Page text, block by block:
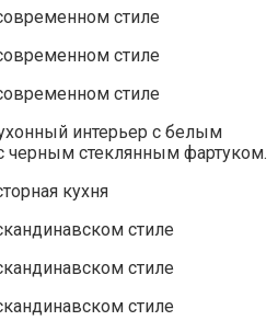
интерьер с белым
черным стеклянным фартуком.